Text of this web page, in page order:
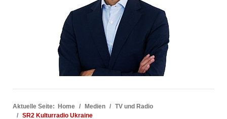
Aktuelle Seite: Home Medien
TV und Radio
SR2 Kulturradio Ukraine